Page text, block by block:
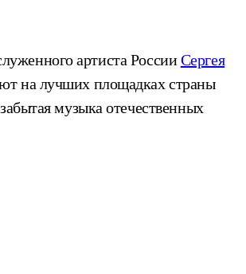
артиста РоссииСергея
на лучших площадках страны
музыка отечественных